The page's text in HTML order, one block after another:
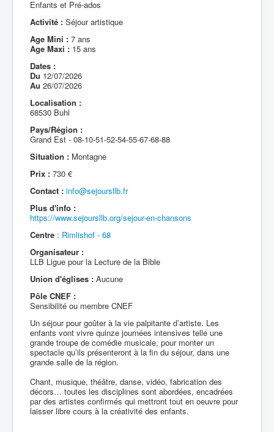
Enfants et Pré-ados
Activité : Séjour artistique
Age Mini : 7 ans
Age Maxi : 15 ans
Dates :
Du 12/07/2026
Au 26/07/2026
Localisation :
68530 Buhl
Pays/Région :
Grand Est - 08-10-51-52-54-55-67-68-88
Situation : Montagne
Prix : 730 €
Contact : info@sejoursllb.fr
Plus d'info :
https://www.sejoursllb.org/sejour-en-chansons
Centre : Rimlishof - 68
Organisateur :
LLB Ligue pour la Lecture de la Bible
Union d'églises : Aucune
Pôle CNEF :
Sensibilité ou membre CNEF
Un séjour pour goûter à la vie palpitante d’artiste. Les
enfants vont vivre quinze journées intensives telle une
grande troupe de comédie musicale, pour monter un
spectacle qu’ils présenteront à la fin du séjour, dans une
grande salle de la région.
Chant, musique, théâtre, danse, vidéo, fabrication des
décors… toutes les disciplines sont abordées, encadrées
par des artistes confirmés qui mettront tout en oeuvre pour
laisser libre cours à la créativité des enfants.